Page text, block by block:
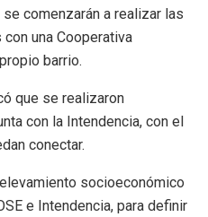
comenzarán a realizar las
una Cooperativa
barrio.
que se realizaron
con la Intendencia, con el
conectar.
socioeconómico
e Intendencia, para definir